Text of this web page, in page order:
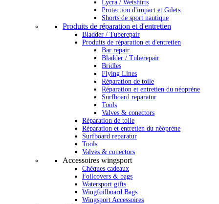
Lycra / Wetshirts
Protection d'impact et Gilets
Shorts de sport nautique
Produits de réparation et d'entretien
Bladder / Tuberepair
Produits de réparation et d'entretien
Bar repair
Bladder / Tuberepair
Bridles
Flying Lines
Réparation de toile
Réparation et entretien du néoprène
Surfboard reparatur
Tools
Valves & conectors
Réparation de toile
Réparation et entretien du néoprène
Surfboard reparatur
Tools
Valves & conectors
Accessoires wingsport
Chèques cadeaux
Foilcovers & bags
Watersport gifts
Wingfoilboard Bags
Wingsport Accessoires